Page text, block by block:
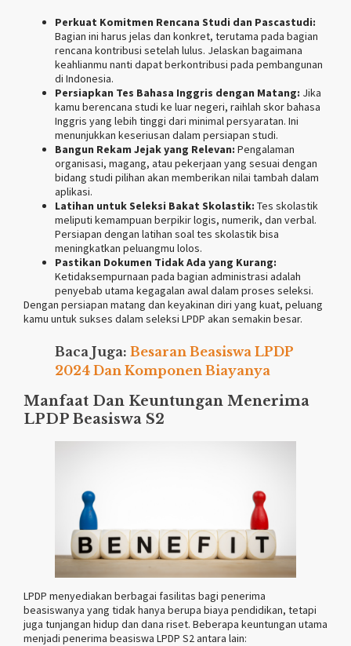
Perkuat Komitmen Rencana Studi dan Pascastudi:
Bagian ini harus jelas dan konkret, terutama pada bagian
rencana kontribusi setelah lulus. Jelaskan bagaimana
keahlianmu nanti dapat berkontribusi pada pembangunan
di Indonesia.
Persiapkan Tes Bahasa Inggris dengan Matang: Jika
kamu berencana studi ke luar negeri, raihlah skor bahasa
Inggris yang lebih tinggi dari minimal persyaratan. Ini
menunjukkan keseriusan dalam persiapan studi.
Bangun Rekam Jejak yang Relevan: Pengalaman
organisasi, magang, atau pekerjaan yang sesuai dengan
bidang studi pilihan akan memberikan nilai tambah dalam
aplikasi.
Latihan untuk Seleksi Bakat Skolastik: Tes skolastik
meliputi kemampuan berpikir logis, numerik, dan verbal.
Persiapan dengan latihan soal tes skolastik bisa
meningkatkan peluangmu lolos.
Pastikan Dokumen Tidak Ada yang Kurang:
Ketidaksempurnaan pada bagian administrasi adalah
penyebab utama kegagalan awal dalam proses seleksi.
Dengan persiapan matang dan keyakinan diri yang kuat, peluang
kamu untuk sukses dalam seleksi LPDP akan semakin besar.
Baca Juga: Besaran Beasiswa LPDP
2024 Dan Komponen Biayanya
Manfaat Dan Keuntungan Menerima
LPDP Beasiswa S2
LPDP menyediakan berbagai fasilitas bagi penerima
beasiswanya yang tidak hanya berupa biaya pendidikan, tetapi
juga tunjangan hidup dan dana riset. Beberapa keuntungan utama
menjadi penerima beasiswa LPDP S2 antara lain: